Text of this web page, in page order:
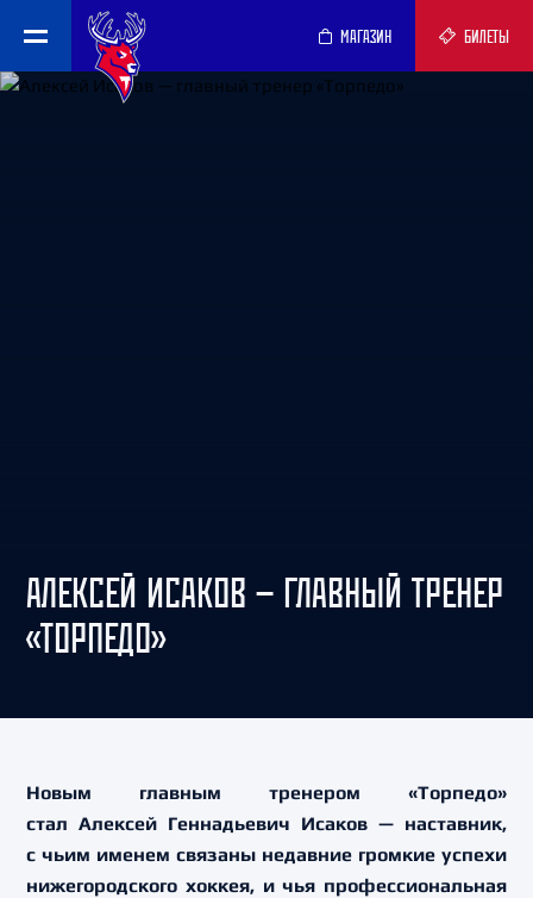
МАГАЗИН БИЛЕТЫ
АЛЕКСЕЙ ИСАКОВ — ГЛАВНЫЙ ТРЕНЕР
«ТОРПЕДО»
Новым главным тренером «Торпедо»
стал Алексей Геннадьевич Исаков — наставник,
с чьим именем связаны недавние громкие успехи
нижегородского хоккея, и чья профессиональная